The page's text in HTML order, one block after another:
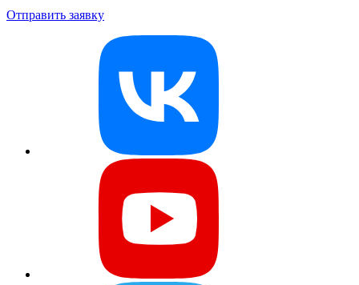
Отправить заявку